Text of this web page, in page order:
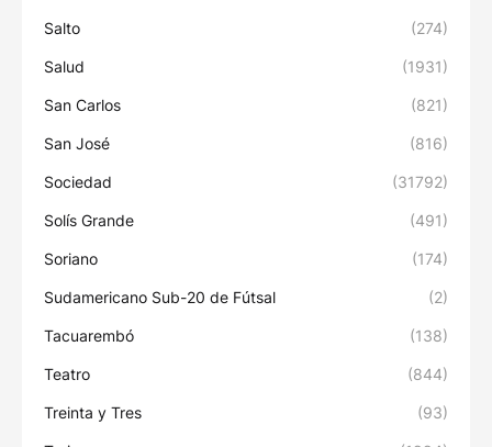
Salto (274)
Salud (1931)
San Carlos (821)
San José (816)
Sociedad (31792)
Solís Grande (491)
Soriano (174)
Sudamericano Sub-20 de Fútsal (2)
Tacuarembó (138)
Teatro (844)
Treinta y Tres (93)